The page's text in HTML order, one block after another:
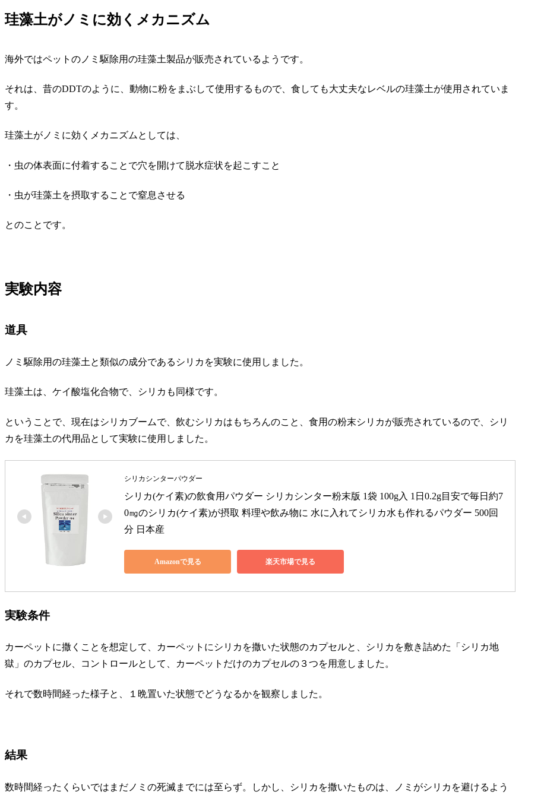
珪藻土がノミに効くメカニズム
海外ではペットのノミ駆除用の珪藻土製品が販売されているようです。
それは、昔のDDTのように、動物に粉をまぶして使用するもので、食しても大丈夫なレベルの珪藻土が使用されていま
す。
珪藻土がノミに効くメカニズムとしては、
・虫の体表面に付着することで穴を開けて脱水症状を起こすこと
・虫が珪藻土を摂取することで窒息させる
とのことです。
実験内容
道具
ノミ駆除用の珪藻土と類似の成分であるシリカを実験に使用しました。
珪藻土は、ケイ酸塩化合物で、シリカも同様です。
ということで、現在はシリカブームで、飲むシリカはもちろんのこと、食用の粉末シリカが販売されているので、シリ
カを珪藻土の代用品として実験に使用しました。
シリカシンターパウダー
シリカ(ケイ素)の飲食用パウダー シリカシンター粉末版 1袋 100g入 1日0.2g目安で毎日約7
0㎎のシリカ(ケイ素)が摂取 料理や飲み物に 水に入れてシリカ水も作れるパウダー 500回
分 日本産
Amazonで見る 楽天市場で見る
実験条件
カーペットに撒くことを想定して、カーペットにシリカを撒いた状態のカプセルと、シリカを敷き詰めた「シリカ地
獄」のカプセル、コントロールとして、カーペットだけのカプセルの３つを用意しました。
それで数時間経った様子と、１晩置いた状態でどうなるかを観察しました。
結果
数時間経ったくらいではまだノミの死滅までには至らず。しかし、シリカを撒いたものは、ノミがシリカを避けるよう